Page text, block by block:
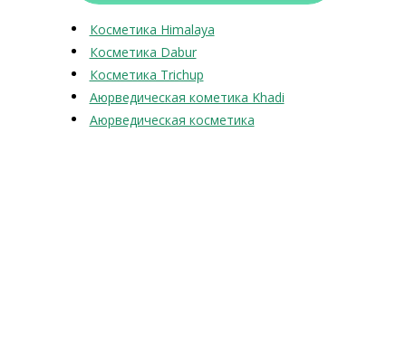
Косметика Himalaya
Косметика Dabur
Косметика Trichup
Аюрведическая кометика Khadi
Аюрведическая косметика